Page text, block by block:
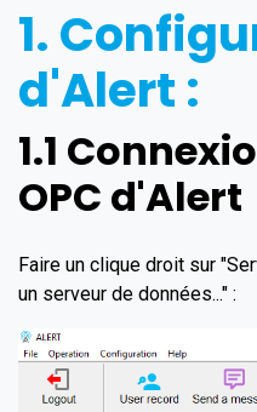
1.
d'Alert :
1.1
OPC d'Alert
Faire un clique droit sur
un serveur de données..." :